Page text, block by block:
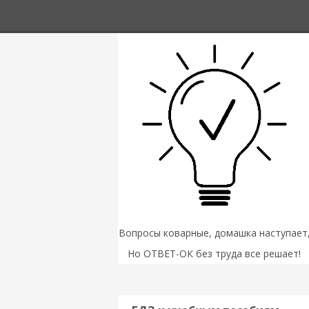
Вопросы коварные, домашка
Но ОТВЕТ-ОК без труда все решает!